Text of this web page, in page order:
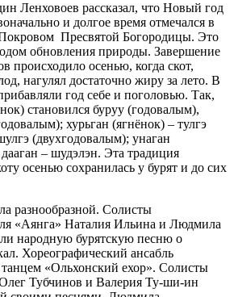
Ленховоев рассказал, что Новый год
и долгое время отмечался в
Покровом Пресвятой Богородицы. Это
обновления природы. Завершение
происходило осенью, когда скот,
нагулял достаточно жиру за лето. В
год себе и поголовью. Так,
становился буруу (годовалым),
хурьган (ягнёнок) – тулгэ
(двухгодовалым); унаган
– шудэлэн. Эта традиция
осенью сохранилась у бурят и до сих
разнообразной. Солисты
«Аянга» Наталия Ильина и Людмила
народную бурятскую песню о
Хореографический ансабль
«Ольхонский ехор». Солисты
Тубчинов и Валерия Ту-ши-ин